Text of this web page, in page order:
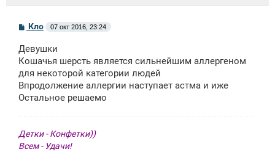
С
о
б
щ
н
и
Кло 07 окт 2016, 23:24
Девушки
Кошачья шерсть является сильнейшим аллергеном
для некоторой категории людей
Впродолжение аллергии наступает астма и иже
Остальное решаемо
Детки - Конфетки))
Всем - Удачи!